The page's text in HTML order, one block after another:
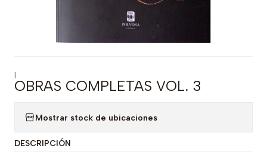
|
OBRAS COMPLETAS VOL. 3
Mostrar stock de ubicaciones
DESCRIPCIÓN